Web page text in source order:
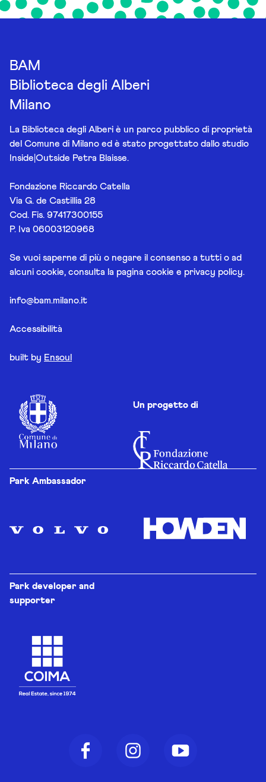
BAM
Biblioteca degli Alberi
Milano
La Biblioteca degli Alberi è un parco pubblico di proprietà
del Comune di Milano ed è stato progettato dallo studio
Inside|Outside Petra Blaisse.
Fondazione Riccardo Catella
Via G. de Castillia 28
Cod. Fis. 97417300155
P. Iva 06003120968
Se vuoi saperne di più o negare il consenso a tutti o ad
alcuni cookie, consulta la pagina cookie e privacy policy.
info@bam.milano.it
Accessibilità
built by Ensoul
Un progetto di
Park Ambassador
Park developer and
supporter